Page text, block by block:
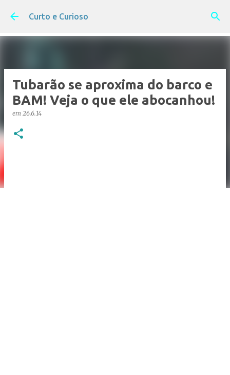
Pular para o conteúdo principal
Curto e Curioso
Tubarão se aproxima do barco e
BAM! Veja o que ele abocanhou!
em 26.6.14